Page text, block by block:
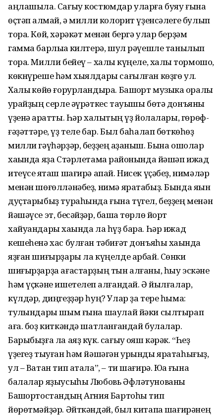
аңлашыла. Сағыу костюмдар уларға буяу ғына
өҫтәп ҡалмай, ә милли колорит үҙенсәлеге булып
тора. Көй, хәрәкәт менән бергә улар берҙәм
гамма барлыҡҡа килтерә, шул рәүешле танылып
тора. Милли бейеү – халыҡ күңеле, халыҡ тормошо,
көкнүреше һәм хыялдары сағылған көҙгө ул.
Халыҡ көйө ғорурландыра. Башҡорт музыка ҡоралы
ҡурайҙың серле әүрәткес тауышы бөтә донъяны
үҙенә ҡаратты. Һәр халыҡтың үҙ йолалары, гөрөф-
ғәҙәттәре, үҙ теле бар. Был баһалап бөткөһөҙ
милли гәүһәрҙәр, беҙҙең ҡаҙаныш. Бына ошолар
хаҡында яҙа Стәрлетамаҡ районында йәшәп ижад
итеүсе яҡташ шағирә апай. Нисек үҫәбеҙ, нимәләр
менән шөғөлләнәбеҙ, нимә яратабыҙ. Бында яҡын
дуҫтарыбыҙ тураһында ғына түгел, беҙҙең менән
йәшәүсе эт, бесәйҙәр, башҡа төрлө йорт
хайуандары хаҡында ла һүҙ бара. Һәр ижад
кешеһенә хас булған тәбиғәт донъяһы хаҡында
яҙған шиғырҙары ла күңелде арбай. Сөнки
шиғырҙарҙа ағастарҙың тын алғаны, һыу эскәне
һәм үҫкәне ишетелеп ҡалғандай. Ә йылғалар,
күлдәр, диңгеҙҙәр һуң? Улар ҙа тере һымаҡ:
тулҡындары шым ғына шаулай йәки сылтырап
аға. боҙ киткәндә шатланғандай булалар.
Барыбыҙға ла аяҙ күк. сағыу ҡояш кәрәк. “Һеҙ
үҙегеҙ тыуған һәм йәшәгән урынды яратаһығыҙ,
ул – Ватан тип атала”, – ти шағирә. Юҡҡа ғына
балалар яҙыусыһы Любовь Әфләтунованы
Башҡортостандың Агния Бартоһы тип
йөрөтмәйҙәр. Әйткәндәй, был китапҡа шағирәнең